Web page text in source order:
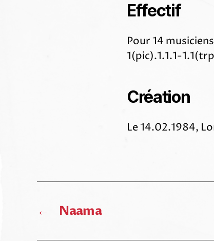
Effectif
Pour 14
1(pic).1.1.1-
Création
Le 14.02.1984,
← Naama